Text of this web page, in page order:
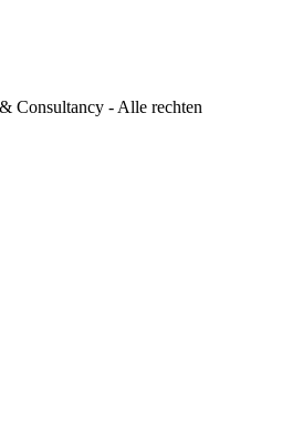
Consultancy - Alle rechten